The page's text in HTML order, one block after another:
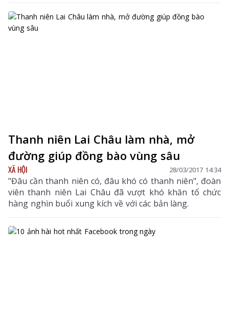
Thanh niên Lai Châu làm nhà, mở
đường giúp đồng bào vùng sâu
XÃ HỘI 28/03/2017 14:34
"Đâu cần thanh niên có, đâu khó có thanh niên", đoàn
viên thanh niên Lai Châu đã vượt khó khăn tổ chức
hàng nghìn buổi xung kích về với các bản làng.